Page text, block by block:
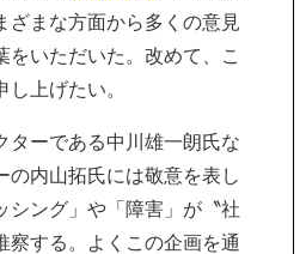
ざまな方面から多くの意見
をいただいた。改めて、こ
上げたい。
ターである中川雄一朗氏な
の内山拓氏には敬意を表し
シング」や「障害」が〝社
察する。よくこの企画を通